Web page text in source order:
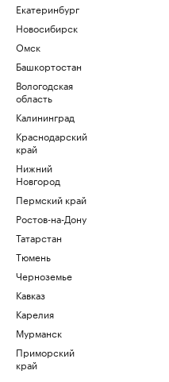
Екатеринбург
Новосибирск
Омск
Башкортостан
Вологодская
область
Калининград
Краснодарский
край
Нижний
Новгород
Пермский край
Ростов-на-Дону
Татарстан
Тюмень
Черноземье
Кавказ
Карелия
Мурманск
Приморский
край